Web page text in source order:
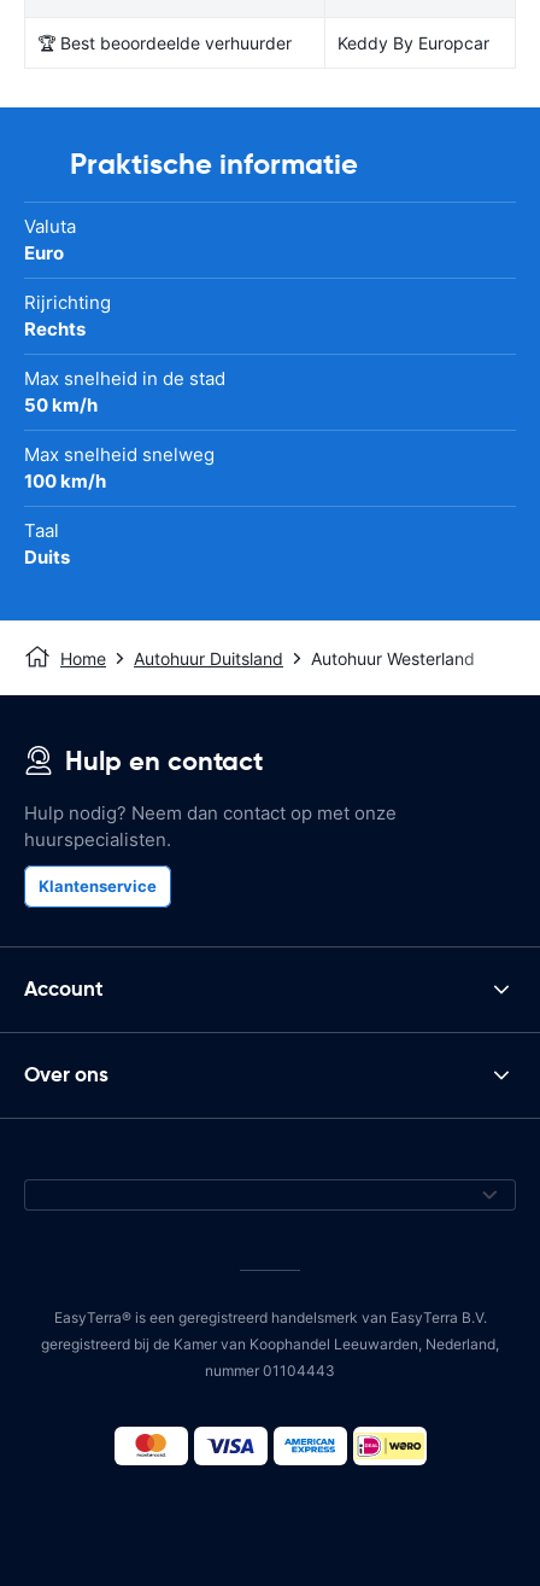
🏆 Best beoordeelde verhuurder Keddy By Europcar
Praktische informatie
Valuta
Euro
Rijrichting
Rechts
Max snelheid in de stad
50 km/h
Max snelheid snelweg
100 km/h
Taal
Duits
Home Autohuur Duitsland Autohuur Westerland
Hulp en contact
Hulp nodig? Neem dan contact op met onze
huurspecialisten.
Klantenservice
Account
Over ons
EasyTerra® is een geregistreerd handelsmerk van EasyTerra B.V.
geregistreerd bij de Kamer van Koophandel Leeuwarden, Nederland,
nummer 01104443